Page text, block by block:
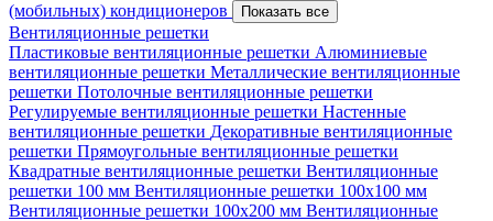
(мобильных) кондиционеров
Показать все
Вентиляционные решетки
Пластиковые вентиляционные решетки Алюминиевые
вентиляционные решетки Металлические вентиляционные
решетки Потолочные вентиляционные решетки
Регулируемые вентиляционные решетки Настенные
вентиляционные решетки Декоративные вентиляционные
решетки Прямоугольные вентиляционные решетки
Квадратные вентиляционные решетки Вентиляционные
решетки 100 мм Вентиляционные решетки 100х100 мм
Вентиляционные решетки 100х200 мм Вентиляционные